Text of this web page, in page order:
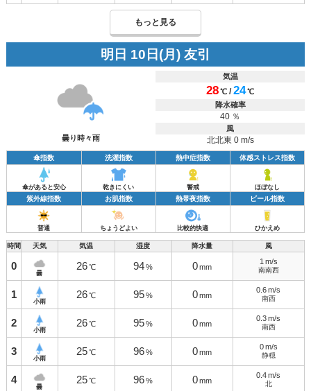
もっと見る
明日 10日(月) 友引
曇り時々雨
気温
28℃ /24℃
降水確率
40 ％
風
北北東 0 m/s
傘指数 洗濯指数 熱中症指数 体感ストレス指数
傘があると安心 乾きにくい 警戒 ほぼなし
紫外線指数 お肌指数 熱帯夜指数 ビール指数
普通 ちょうどよい 比較的快適 ひかえめ
時間 天気 気温 湿度 降水量 風
0
曇
26 ℃ 94 % 0 mm
1 m/s
南南西
1
小雨
26 ℃ 95 % 0 mm
0.6 m/s
南西
2
小雨
26 ℃ 95 % 0 mm
0.3 m/s
南西
3
小雨
25 ℃ 96 % 0 mm
0m/s
静穏
4
曇
25 ℃ 96 % 0 mm
0.4 m/s
北